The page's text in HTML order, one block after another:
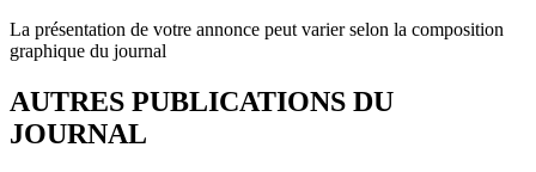
La présentation de votre annonce peut varier selon la composition
graphique du journal
AUTRES PUBLICATIONS DU
JOURNAL